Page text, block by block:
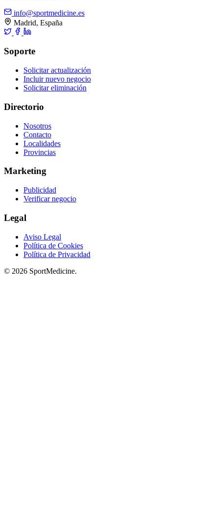
info@sportmedicine.es
Madrid, España
Soporte
Solicitar actualización
Incluir nuevo negocio
Solicitar eliminación
Directorio
Nosotros
Contacto
Localidades
Provincias
Marketing
Publicidad
Verificar negocio
Legal
Aviso Legal
Política de Cookies
Política de Privacidad
© 2026 SportMedicine.